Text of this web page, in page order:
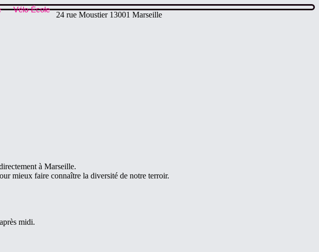
Vélo-École
24 rue Moustier 13001 Marseille
à Marseille.
mieux faire connaître la diversité de notre terroir.
midi.